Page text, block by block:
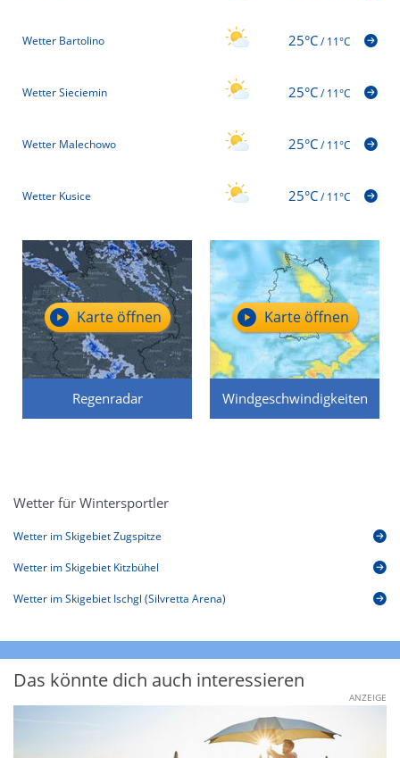
Wetter Bartolino 25°C/11°C
Wetter Sieciemin 25°C/11°C
Wetter Malechowo 25°C/11°C
Wetter Kusice 25°C/11°C
Regenradar
Karte öffnen
Windgeschwindigkeiten
Karte öffnen
Wetter für Wintersportler
Wetter im Skigebiet Zugspitze
Wetter im Skigebiet Kitzbühel
Wetter im Skigebiet Ischgl (Silvretta Arena)
Das könnte dich auch interessieren
ANZEIGE